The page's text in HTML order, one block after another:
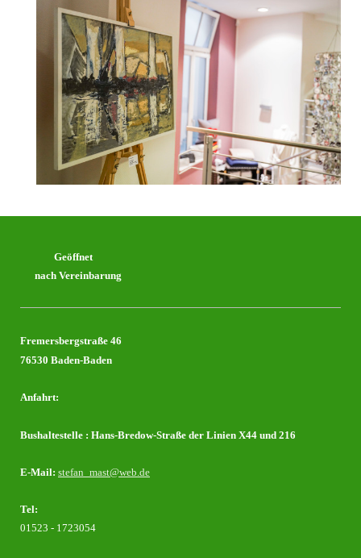
Geöffnet
nach Vereinbarung
Fremersbergstraße 46
76530 Baden-Baden
Anfahrt:
Bushaltestelle : Hans-Bredow-Straße der Linien X44 und 216
E-Mail: stefan_mast@web.de
Tel:
01523 - 1723054